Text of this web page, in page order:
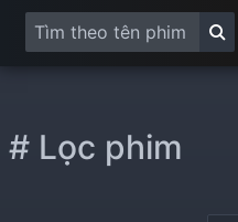
# Lọc phim